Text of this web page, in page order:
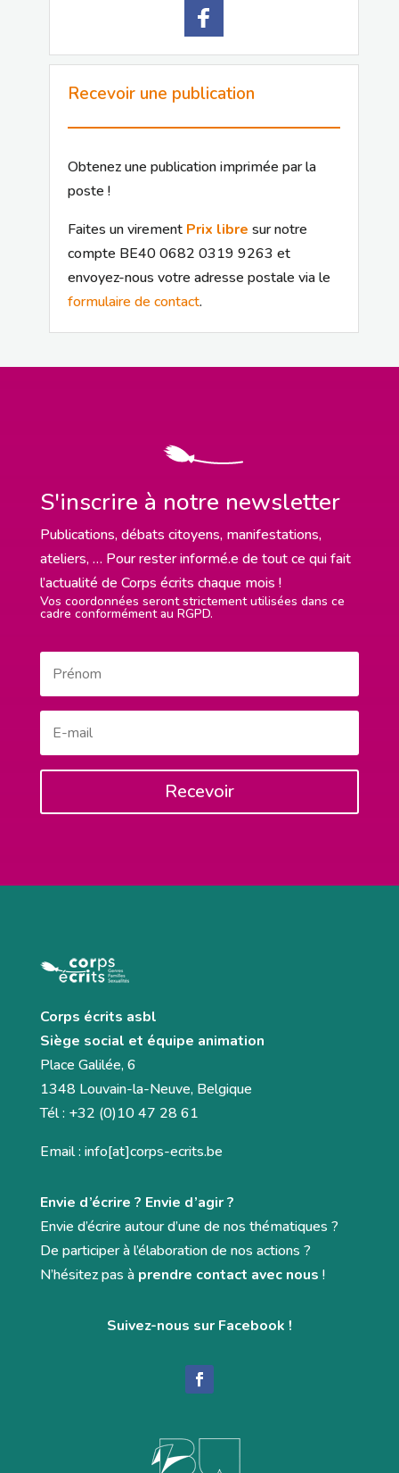
Recevoir une publication
Obtenez une publication imprimée par la
poste !
Faites un virement Prix libre sur notre
compte BE40 0682 0319 9263 et
envoyez-nous votre adresse postale via le
formulaire de contact.
S'inscrire à notre newsletter
Publications, débats citoyens, manifestations,
ateliers, … Pour rester informé.e de tout ce qui fait
l’actualité de Corps écrits chaque mois !
Vos coordonnées seront strictement utilisées dans ce
cadre conformément au RGPD.
Recevoir
Corps écrits asbl
Siège social et équipe animation
Place Galilée, 6
1348 Louvain-la-Neuve, Belgique
Tél : +32 (0)10 47 28 61
Email : info[at]corps-ecrits.be
Envie d’écrire ? Envie d’agir ?
Envie d’écrire autour d’une de nos thématiques ?
De participer à l’élaboration de nos actions ?
N’hésitez pas à prendre contact avec nous !
Suivez-nous sur Facebook !